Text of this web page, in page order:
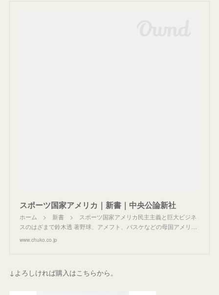
スポーツ国家アメリカ｜新書｜中央公論新社
ホーム > 新書 > スポーツ国家アメリカ民主主義と巨大ビジネ
スのはざまで鈴木透 著野球、アメフト、バスケなどの母国アメリ…
www.chuko.co.jp
↓よろしければ購入はこちらから。